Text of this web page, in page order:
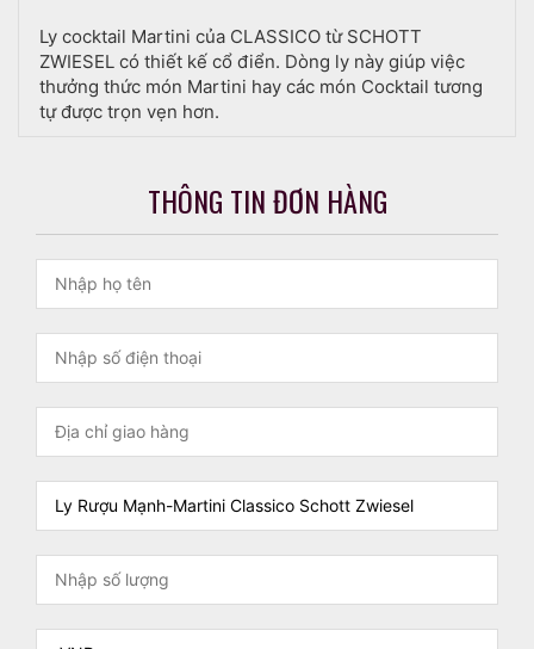
Ly cocktail Martini của CLASSICO từ SCHOTT
ZWIESEL có thiết kế cổ điển. Dòng ly này giúp việc
thưởng thức món Martini hay các món Cocktail tương
tự được trọn vẹn hơn.
THÔNG TIN ĐƠN HÀNG